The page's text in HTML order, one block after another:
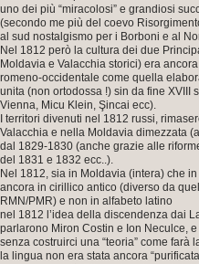
uno dei più “miracolosi” e grandiosi
(secondo me più del coevo
al sud nostalgismo per i Borboni e al
Nel 1812 però la cultura dei due
Moldavia e Valacchia storici) era
romeno-occidentale come quella
unita (non ortodossa !) sin da fine XVIII
Vienna, Micu Klein, Şincai ecc).
I territori divenuti nel 1812 russi,
Valacchia e nella Moldavia dimezzata
dal 1829-1830 (anche grazie alle
del 1831 e 1832 ecc..).
Nel 1812, sia in Moldavia (intera) che
ancora in cirillico antico (diverso da
RMN/PMR) e non in alfabeto latino
nel 1812 l’idea della discendenza dai
parlarono Miron Costin e Ion Neculce,
senza costruirci una “teoria” come farà
la lingua non era stata ancora